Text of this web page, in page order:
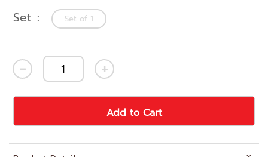
Set Set of 1
Add to Cart